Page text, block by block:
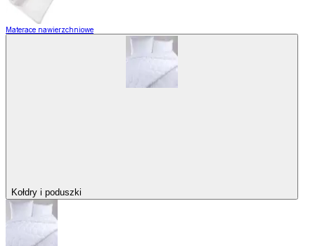
Materace nawierzchniowe
Kołdry i poduszki